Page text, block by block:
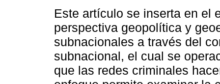
Este artículo se inserta en el
perspectiva geopolítica y
subnacionales a través del
subnacional, el cual se
que las redes criminales